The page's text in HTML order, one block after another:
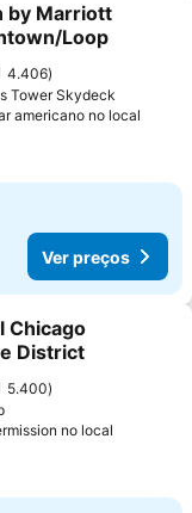
favoritos
by Marriott
Loop
4.406
Tower Skydeck
americano no local
Ver preços
favoritos
Chicago
District
5.400
no local